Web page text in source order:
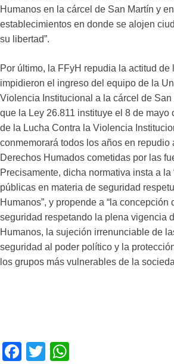
Humanos en la cárcel de San Martín y
establecimientos en donde se alojen
su libertad”.
Por último, la FFyH repudia la actitud de
impidieron el ingreso del equipo de la
Violencia Institucional a la cárcel de San
que la Ley 26.811 instituye el 8 de mayo
de la Lucha Contra la Violencia
conmemorará todos los años en
Derechos Humados cometidas por las
Precisamente, dicha normativa insta a
públicas en materia de seguridad
Humanos”, y propende a “la concepción
seguridad respetando la plena vigencia
Humanos, la sujeción irrenunciable de
seguridad al poder político y la
los grupos más vulnerables de la
F
T